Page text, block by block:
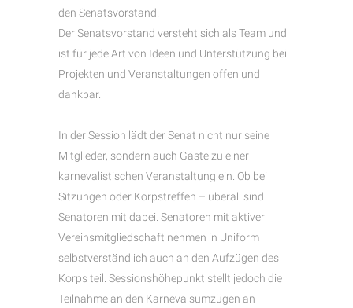
den Senatsvorstand.
Der Senatsvorstand versteht sich als Team und
ist für jede Art von Ideen und Unterstützung bei
Projekten und Veranstaltungen offen und
dankbar.
In der Session lädt der Senat nicht nur seine
Mitglieder, sondern auch Gäste zu einer
karnevalistischen Veranstaltung ein. Ob bei
Sitzungen oder Korpstreffen – überall sind
Senatoren mit dabei. Senatoren mit aktiver
Vereinsmitgliedschaft nehmen in Uniform
selbstverständlich auch an den Aufzügen des
Korps teil. Sessionshöhepunkt stellt jedoch die
Teilnahme an den Karnevalsumzügen an